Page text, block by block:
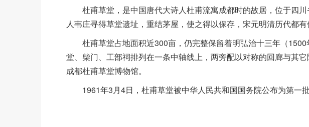
杜甫草堂，是中国唐代大诗人杜甫流寓成都时的故居，位于四川
人韦庄寻得草堂遗址，重结茅屋，使之得以保存，宋元明清历代都有
杜甫草堂占地面积近300亩，仍完整保留着明弘治十三年（1500
堂、柴门、工部祠排列在一条中轴线上，两旁配以对称的回廊与其
成都杜甫草堂博物馆。
1961年3月4日，杜甫草堂被中华人民共和国国务院公布为第一批